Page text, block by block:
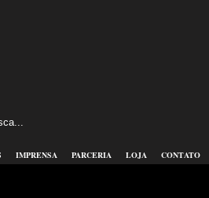
IMPRENSA PARCERIA LOJA CONTATO